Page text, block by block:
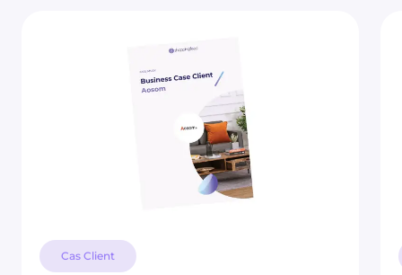
Cas Client